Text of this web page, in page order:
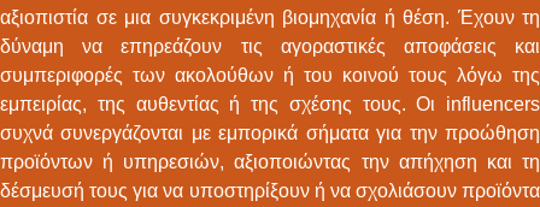
αξιοπιστία σε μια συγκεκριμένη βιομηχανία ή θέση. Έχουν τη
δύναμη να επηρεάζουν τις αγοραστικές αποφάσεις και
συμπεριφορές των ακολούθων ή του κοινού τους λόγω της
εμπειρίας, της αυθεντίας ή της σχέσης τους. Οι influencers
συχνά συνεργάζονται με εμπορικά σήματα για την προώθηση
προϊόντων ή υπηρεσιών, αξιοποιώντας την απήχηση και τη
δέσμευσή τους για να υποστηρίξουν ή να σχολιάσουν προϊόντα